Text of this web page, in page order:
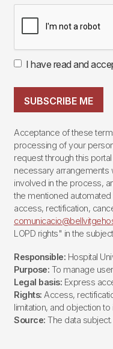
I have read and
SUBSCRIBE ME
Acceptance of these
processing of your
request through this
necessary arrangements
involved in the process,
the mentioned
access, rectification,
LOPD rights" in the
Responsible: Hospital
Purpose: To manage
Legal basis: Express
Rights: Access,
limitation, and objection
Source: The data subject.